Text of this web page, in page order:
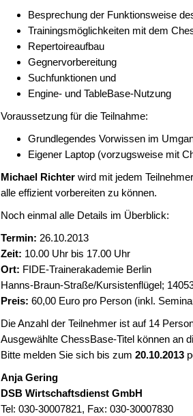
Besprechung der Funktionsweise
Trainingsmöglichkeiten mit dem
Repertoireaufbau
Gegnervorbereitung
Suchfunktionen und
Engine- und TableBase-Nutzung
Voraussetzung für die Teilnahme:
Grundlegendes Vorwissen im
Eigener Laptop (vorzugsweise mit
Michael Richter wird mit jedem
alle effizient vorbereiten zu können.
Noch einmal alle Details im Überblick:
Termin: 26.10.2013
Zeit: 10.00 Uhr bis 17.00 Uhr
Ort: FIDE-Trainerakademie Berlin
Hanns-Braun-Straße/Kursistenflügel;
Preis: 60,00 Euro pro Person (inkl.
Die Anzahl der Teilnehmer ist auf 14
Ausgewählte ChessBase-Titel können an
Bitte melden Sie sich bis zum 20.10.2013
Anja Gering
DSB Wirtschaftsdienst GmbH
Tel: 030-30007821, Fax: 030-30007830